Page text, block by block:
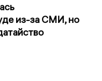
из-за СМИ, но